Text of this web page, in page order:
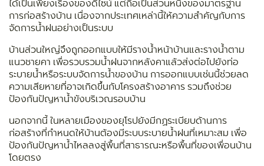
ได้เป็นเพียงเรื่องของดีไซน์ แต่ถือเป็นส่วนหนึ่งของมาตรฐาน
การก่อสร้างบ้าน เนื่องจากประเทศเหล่านี้ให้ความสำคัญกับการ
จัดการน้ำฝนอย่างเป็นระบบ
บ้านส่วนใหญ่จึงถูกออกแบบให้มีรางน้ำหน้าบ้านและรางน้ำตาม
แนวชายคา เพื่อรวบรวมน้ำฝนจากหลังคาแล้วส่งต่อไปยังท่อ
ระบายน้ำหรือระบบจัดการน้ำของบ้าน การออกแบบเช่นนี้ช่วยลด
ความเสียหายที่อาจเกิดขึ้นกับโครงสร้างอาคาร รวมถึงช่วย
ป้องกันปัญหาน้ำขังบริเวณรอบบ้าน
นอกจากนี้ ในหลายเมืองของยุโรปยังมีกฏระเบียบด้านการ
ก่อสร้างที่กำหนดให้บ้านต้องมีระบบระบายน้ำฝนที่เหมาะสม เพื่อ
ป้องกันปัญหาน้ำไหลลงสู่พื้นที่สาธารณะหรือพื้นที่ของเพื่อนบ้าน
โดยตรง